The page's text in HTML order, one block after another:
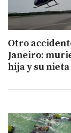
Otro
Janeiro:
hija y su nieta